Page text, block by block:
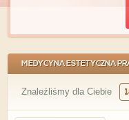
MEDYCYNA ESTETYCZNA
Znaleźliśmy dla Ciebie